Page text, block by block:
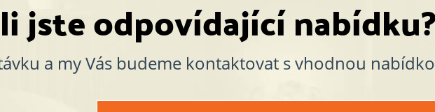
jste odpovídající
a my Vás budeme kontaktovat s vhodnou